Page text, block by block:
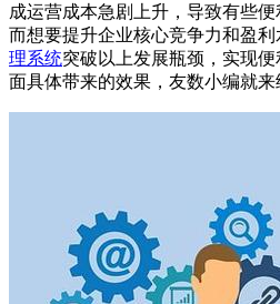
成运营成本急剧上升，导致有些
而想要提升企业核心竞争力和盈利
理系统突破以上发展瓶颈，实现
面具体带来的效果，友数小编就来